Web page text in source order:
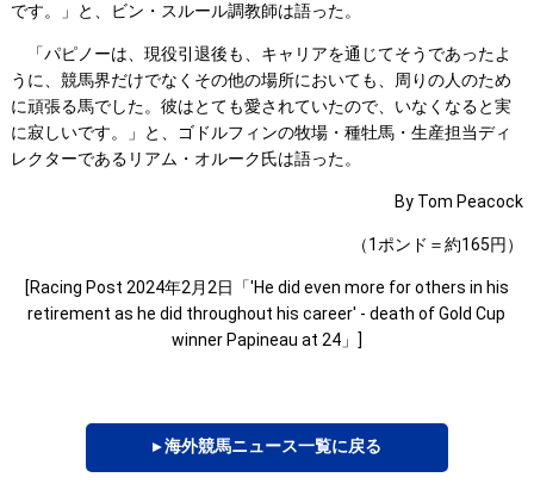
です。」と、ビン・スルール調教師は語った。
「パピノーは、現役引退後も、キャリアを通じてそうであったよ
うに、競馬界だけでなくその他の場所においても、周りの人のため
に頑張る馬でした。彼はとても愛されていたので、いなくなると実
に寂しいです。」と、ゴドルフィンの牧場・種牡馬・生産担当ディ
レクターであるリアム・オルーク氏は語った。
By Tom Peacock
（1ポンド＝約165円）
[Racing Post 2024年2月2日「'He did even more for others in his
retirement as he did throughout his career' - death of Gold Cup
winner Papineau at 24」]
▸ 海外競馬ニュース一覧に戻る